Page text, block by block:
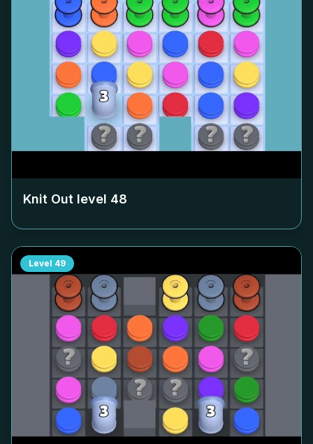
Knit Out level 48
Level 49